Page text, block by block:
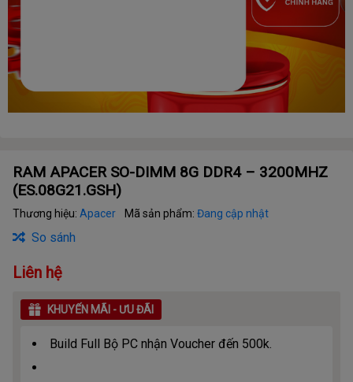
RAM APACER SO-DIMM 8G DDR4 – 3200MHZ
(ES.08G21.GSH)
Thương hiệu: Apacer Mã sản phẩm: Đang cập nhật
So sánh
Liên hệ
KHUYẾN MÃI - ƯU ĐÃI
Build Full Bộ PC nhận Voucher đến 500k.